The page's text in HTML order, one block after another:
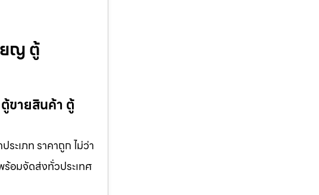
ยญ ตู้
ขายสินค้า ตู้
ะเภท ราคาถูก ไม่ว่า
อมจัดส่งทั่วประเทศ